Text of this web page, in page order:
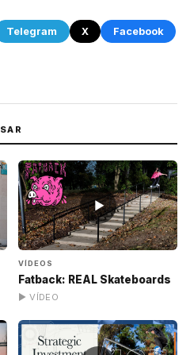
Telegram X
Facebook
▶
VÍDEOS
Fatback: REAL Skateboards
▶ VÍDEO